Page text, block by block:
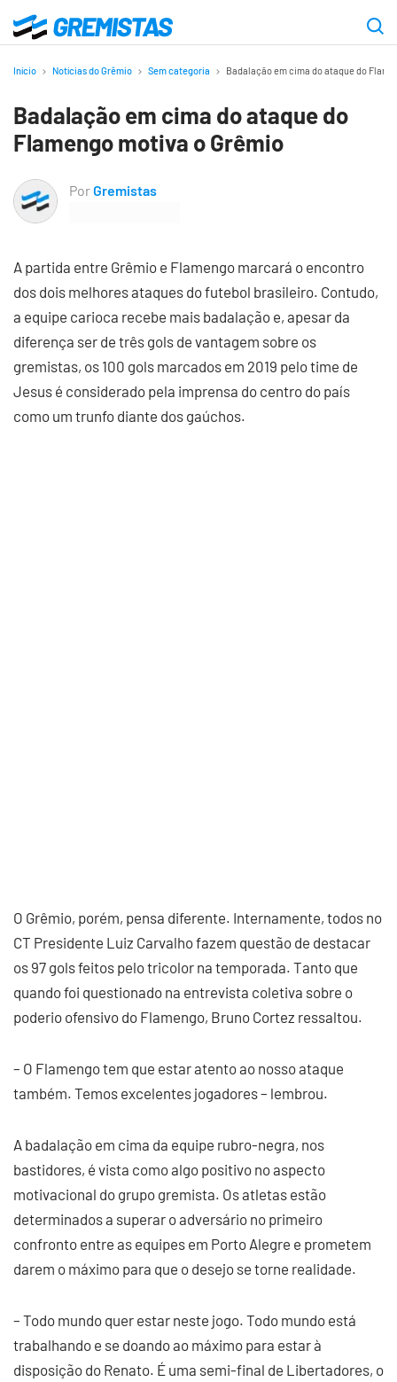
para
principal
Gremistas
Início Notícias do Grêmio Sem categoria Badalação em cima do ataque do
Badalação em cima do ataque do
Flamengo motiva o Grêmio
PorGremistas
A partida entre Grêmio e Flamengo marcará o encontro
dos dois melhores ataques do futebol brasileiro. Contudo,
a equipe carioca recebe mais badalação e, apesar da
diferença ser de três gols de vantagem sobre os
gremistas, os 100 gols marcados em 2019 pelo time de
Jesus é considerado pela imprensa do centro do país
como um trunfo diante dos gaúchos.
O Grêmio, porém, pensa diferente. Internamente, todos no
CT Presidente Luiz Carvalho fazem questão de destacar
os 97 gols feitos pelo tricolor na temporada. Tanto que
quando foi questionado na entrevista coletiva sobre o
poderio ofensivo do Flamengo, Bruno Cortez ressaltou.
– O Flamengo tem que estar atento ao nosso ataque
também. Temos excelentes jogadores – lembrou.
A badalação em cima da equipe rubro-negra, nos
bastidores, é vista como algo positivo no aspecto
motivacional do grupo gremista. Os atletas estão
determinados a superar o adversário no primeiro
confronto entre as equipes em Porto Alegre e prometem
darem o máximo para que o desejo se torne realidade.
– Todo mundo quer estar neste jogo. Todo mundo está
trabalhando e se doando ao máximo para estar à
disposição do Renato. É uma semi-final de Libertadores, o